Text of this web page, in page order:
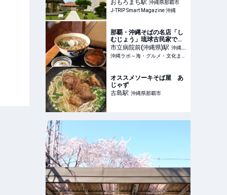
おもろまち駅 沖縄県那覇市
J-TRIP Smart Magazine 沖縄
那覇・沖縄そばの名店「し
むじょう」琉球古民家で絶
品沖縄そばと家庭料理をい
ただく
市立病院前(沖縄県)駅 沖縄県
那覇市
沖縄ラボ～海・グルメ・文化まるごと楽しむ沖縄旅行ガイド～
オススメソーキそば屋 あ
じゃず
古島駅 沖縄県那覇市